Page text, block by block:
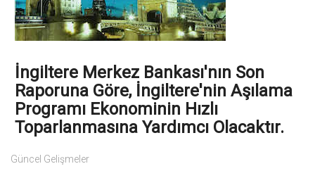
İngiltere Merkez Bankası'nın Son
Raporuna Göre, İngiltere'nin Aşılama
Programı Ekonominin Hızlı
Toparlanmasına Yardımcı Olacaktır.
Güncel Gelişmeler